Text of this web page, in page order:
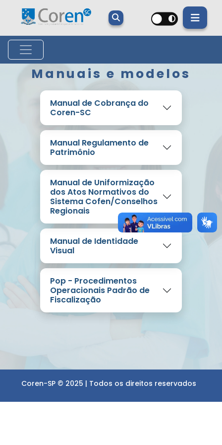
Manuais e modelos
Manual de Cobrança do
Coren-SC
Manual Regulamento de
Patrimônio
Manual de Uniformização
dos Atos Normativos do
Sistema Cofen/Conselhos
Regionais
Manual de Identidade
Visual
Pop - Procedimentos
Operacionais Padrão de
Fiscalização
Coren-SP © 2025 | Todos os direitos reservados